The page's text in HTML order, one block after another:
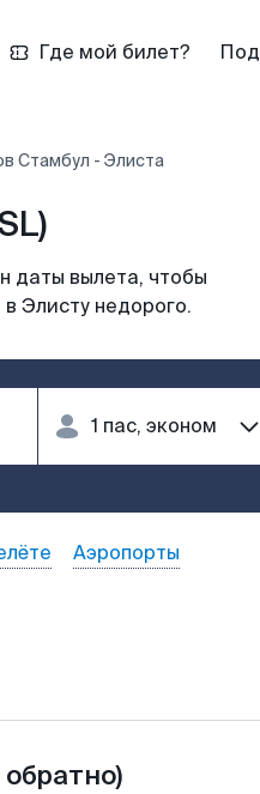
Где мой билет?
Стамбул - Элиста
даты вылета, чтобы
Элисту недорого.
Аэропорты